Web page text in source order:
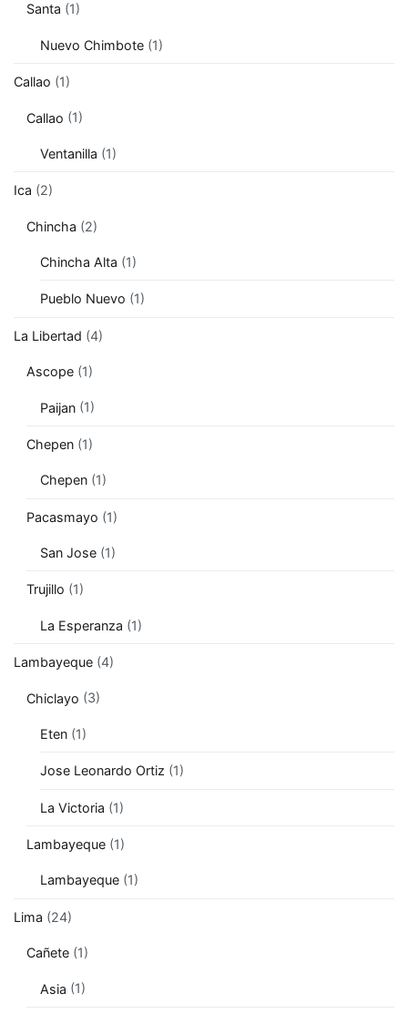
Santa (1)
Nuevo Chimbote(1)
Callao (1)
Callao (1)
Ventanilla (1)
Ica (2)
Chincha (2)
Chincha Alta (1)
Pueblo Nuevo (1)
La Libertad (4)
Ascope (1)
Paijan(1)
Chepen (1)
Chepen(1)
Pacasmayo (1)
San Jose(1)
Trujillo (1)
La Esperanza (1)
Lambayeque (4)
Chiclayo (3)
Eten(1)
Jose Leonardo Ortiz (1)
La Victoria (1)
Lambayeque (1)
Lambayeque(1)
Lima (24)
Cañete (1)
Asia (1)